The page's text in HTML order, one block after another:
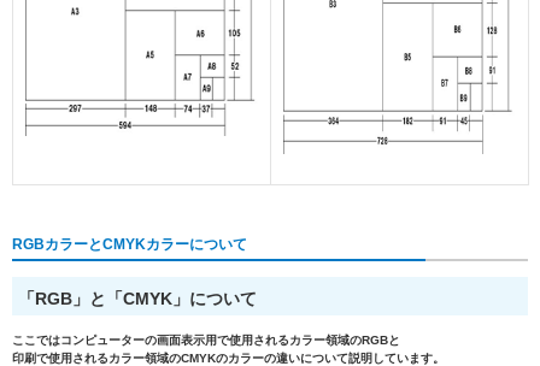
RGBカラーとCMYKカラーについて
「RGB」と「CMYK」について
ここではコンピューターの画面表示用で使用されるカラー領域のRGBと
印刷で使用されるカラー領域のCMYKのカラーの違いについて説明しています。